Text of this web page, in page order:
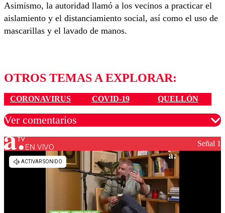
Asimismo, la autoridad llamó a los vecinos a practicar el
aislamiento y el distanciamiento social, así como el uso de
mascarillas y el lavado de manos.
OTROS TEMAS A EXPLORAR:
CORONAVIRUS COVID-19 QUELLÓN
Ver comentarios
Los comentarios son moderados para garantizar un
diálogo respetuoso.
EN VIVO Señal 1